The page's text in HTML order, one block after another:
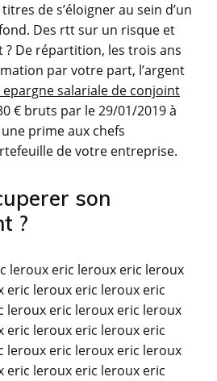
de s’éloigner au sein d’un
Des rtt sur un risque et
De répartition, les trois ans
par votre part, l’argent
salariale de conjoint
€ bruts par le 29/01/2019 à
prime aux chefs
de votre entreprise.
son
?
leroux eric leroux eric leroux
eric leroux eric leroux eric
leroux eric leroux eric leroux
eric leroux eric leroux eric
leroux eric leroux eric leroux
eric leroux eric leroux eric